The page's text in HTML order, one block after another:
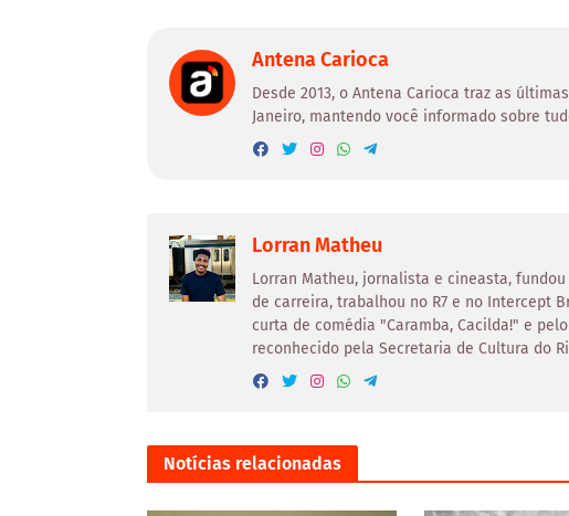
Antena Carioca
Desde 2013, o Antena Carioca traz as
Janeiro, mantendo você informado sobre
Lorran Matheu
Lorran Matheu, jornalista e cineasta,
de carreira, trabalhou no R7 e no Intercept
curta de comédia "Caramba, Cacilda!" e
reconhecido pela Secretaria de Cultura do
Notícias relacionadas